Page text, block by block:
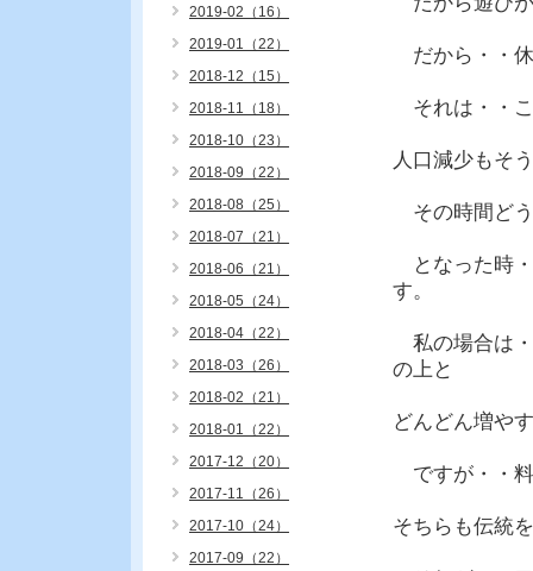
だから・・
それは・・
人口減少もそ
その時間ど
となった時
す。
私の場合は
の上と
どんどん増や
ですが・・
そちらも伝統
2019-02（16）
2019-01（22）
2018-12（15）
2018-11（18）
2018-10（23）
2018-09（22）
2018-08（25）
2018-07（21）
2018-06（21）
2018-05（24）
2018-04（22）
2018-03（26）
2018-02（21）
2018-01（22）
2017-12（20）
2017-11（26）
2017-10（24）
2017-09（22）